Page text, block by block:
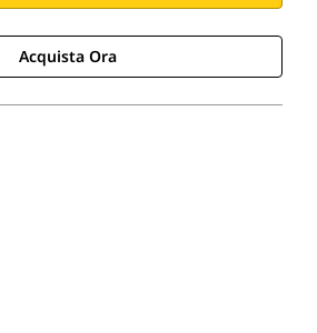
Acquista Ora